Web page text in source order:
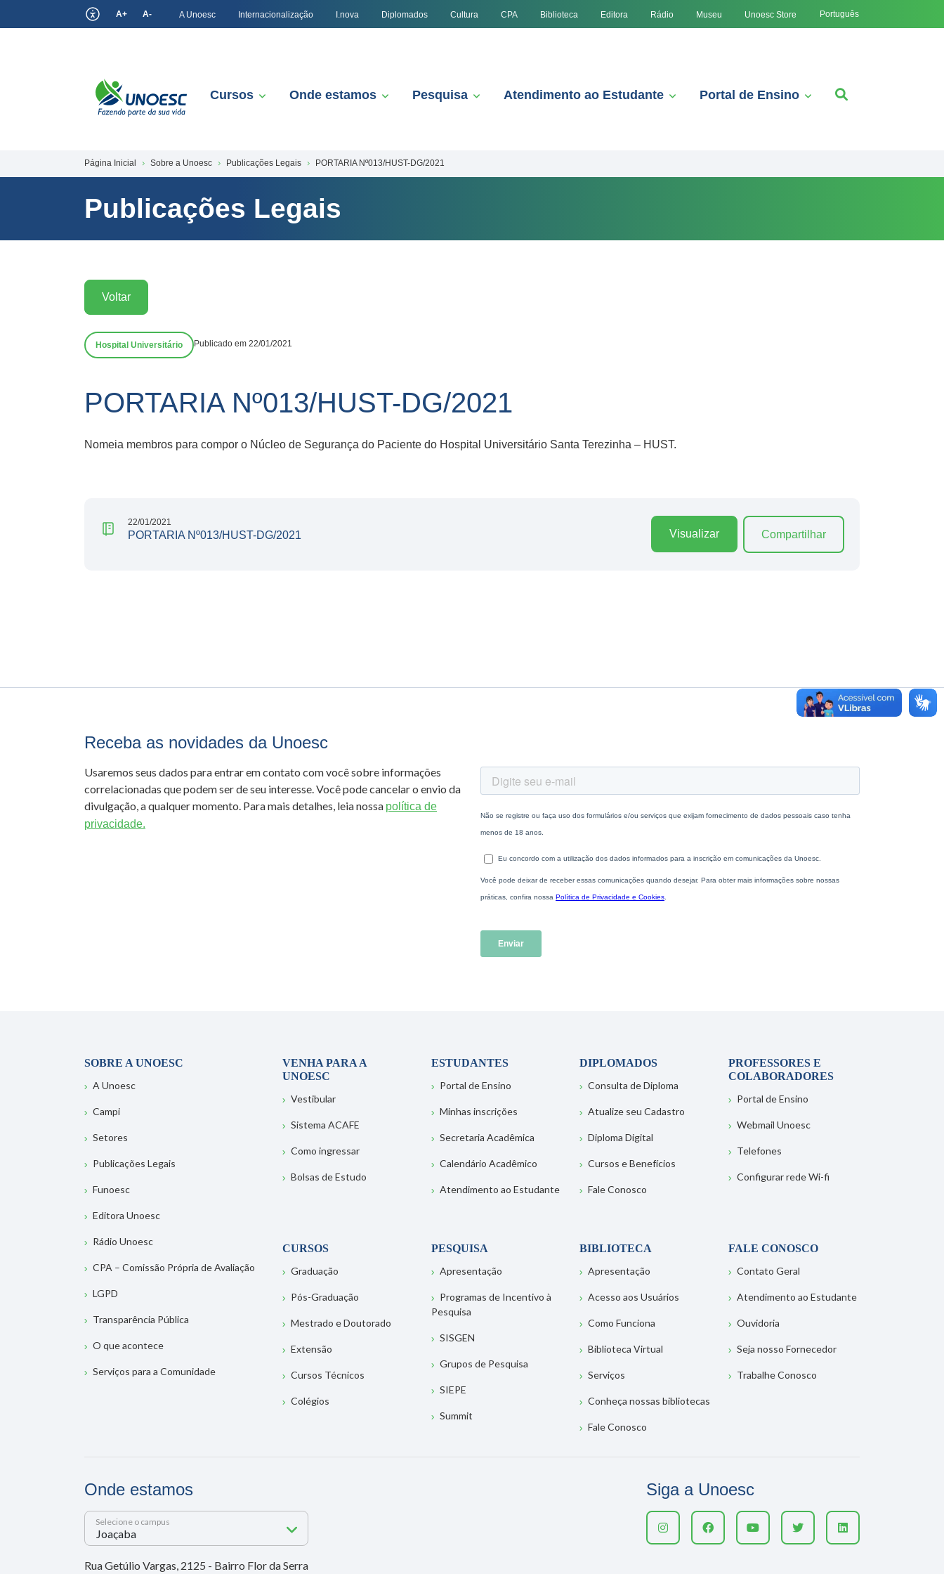
A+ A- A Unoesc Internacionalização I.nova Diplomados Cultura CPA Biblioteca Editora Rádio Museu Unoesc Store Português
Cursos Onde estamos Pesquisa Atendimento ao Estudante Portal de Ensino
Página Inicial Sobre a Unoesc Publicações Legais PORTARIA Nº013/HUST-DG/2021
Publicações Legais
Voltar
Hospital Universitário Publicado em 22/01/2021
PORTARIA Nº013/HUST-DG/2021
Nomeia membros para compor o Núcleo de Segurança do Paciente do Hospital Universitário Santa Terezinha – HUST.
22/01/2021
PORTARIA Nº013/HUST-DG/2021 Visualizar Compartilhar
Receba as novidades da Unoesc
Usaremos seus dados para entrar em contato com você sobre informações
correlacionadas que podem ser de seu interesse. Você pode cancelar o envio da
divulgação, a qualquer momento. Para mais detalhes, leia nossa política de
privacidade.
SOBRE A UNOESC
A Unoesc
Campi
Setores
Publicações Legais
Funoesc
Editora Unoesc
Rádio Unoesc
CPA – Comissão Própria de Avaliação
LGPD
Transparência Pública
O que acontece
Serviços para a Comunidade
VENHA PARA A
UNOESC
Vestibular
Sistema ACAFE
Como ingressar
Bolsas de Estudo
ESTUDANTES
Portal de Ensino
Minhas inscrições
Secretaria Acadêmica
Calendário Acadêmico
Atendimento ao Estudante
DIPLOMADOS
Consulta de Diploma
Atualize seu Cadastro
Diploma Digital
Cursos e Benefícios
Fale Conosco
PROFESSORES E
COLABORADORES
Portal de Ensino
Webmail Unoesc
Telefones
Configurar rede Wi-fi
CURSOS
Graduação
Pós-Graduação
Mestrado e Doutorado
Extensão
Cursos Técnicos
Colégios
PESQUISA
Apresentação
Programas de Incentivo à
Pesquisa
SISGEN
Grupos de Pesquisa
SIEPE
Summit
BIBLIOTECA
Apresentação
Acesso aos Usuários
Como Funciona
Biblioteca Virtual
Serviços
Conheça nossas bibliotecas
Fale Conosco
FALE CONOSCO
Contato Geral
Atendimento ao Estudante
Ouvidoria
Seja nosso Fornecedor
Trabalhe Conosco
Onde estamos
Selecione o campus
Rua Getúlio Vargas, 2125 - Bairro Flor da Serra
Siga a Unoesc